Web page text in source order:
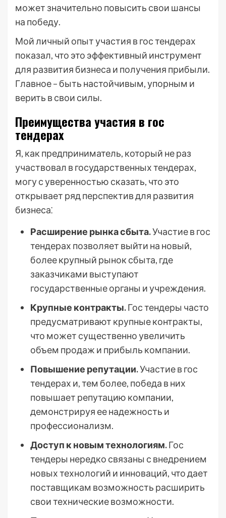
может значительно повысить свои шансы
на победу.
Мой личный опыт участия в гос тендерах
показал, что это эффективный инструмент
для развития бизнеса и получения прибыли.
Главное – быть настойчивым, упорным и
верить в свои силы.
Преимущества участия в гос
тендерах
Я, как предприниматель, который не раз
участвовал в государственных тендерах,
могу с уверенностью сказать, что это
открывает ряд перспектив для развития
бизнеса⁚
Расширение рынка сбыта.Участие в гос
тендерах позволяет выйти на новый,
более крупный рынок сбыта, где
заказчиками выступают
государственные органы и учреждения.
Крупные контракты.Гос тендеры часто
предусматривают крупные контракты,
что может существенно увеличить
объем продаж и прибыль компании.
Повышение репутации.Участие в гос
тендерах и, тем более, победа в них
повышает репутацию компании,
демонстрируя ее надежность и
профессионализм.
Доступ к новым технологиям.Гос
тендеры нередко связаны с внедрением
новых технологий и инноваций, что дает
поставщикам возможность расширить
свои технические возможности.